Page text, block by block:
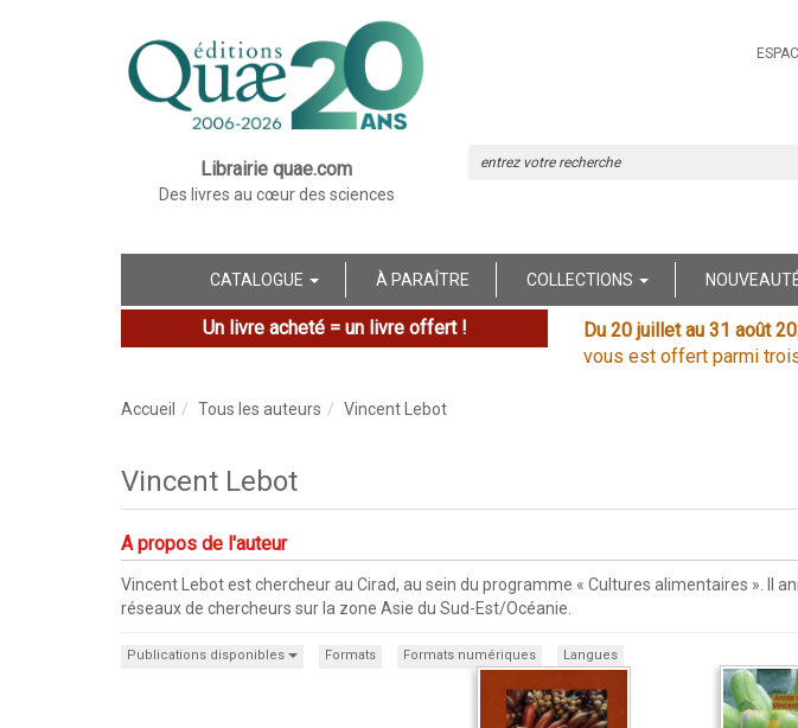
Librairie quae.com
Des livres au cœur des sciences
CATALOGUE À PARAÎTRE COLLECTIONS
Un livre acheté = un livre offert ! Du 20 juillet au 31 août
vous est offert parmi
Accueil Tous les auteurs Vincent Lebot
Vincent Lebot
A propos de l'auteur
Vincent Lebot est chercheur au Cirad, au sein du programme « Cultures alimentaires ».
réseaux de chercheurs sur la zone Asie du Sud-Est/Océanie.
Publications disponibles Formats Formats numériques Langues